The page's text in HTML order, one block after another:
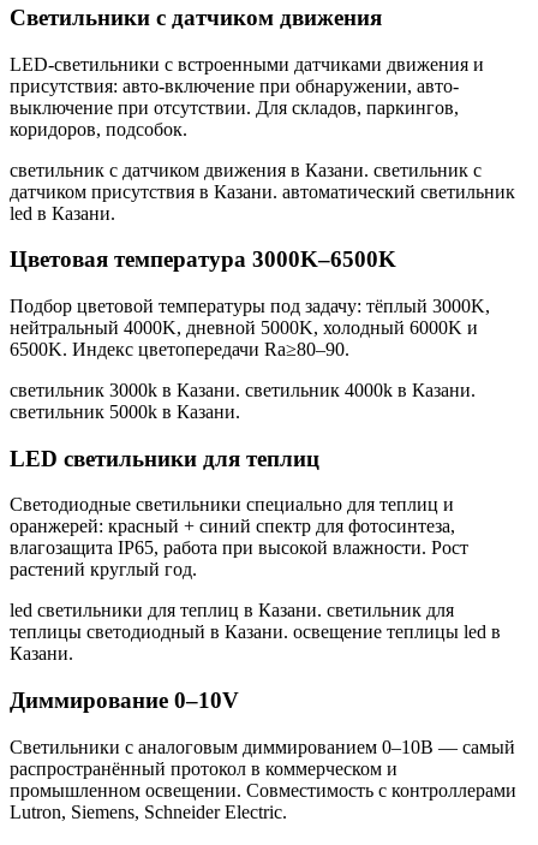
Светильники с датчиком движения
LED-светильники с встроенными датчиками движения и
присутствия: авто-включение при обнаружении, авто-
выключение при отсутствии. Для складов, паркингов,
коридоров, подсобок.
светильник с датчиком движения в Казани. светильник с
датчиком присутствия в Казани. автоматический светильник
led в Казани.
Цветовая температура 3000K–6500K
Подбор цветовой температуры под задачу: тёплый 3000K,
нейтральный 4000K, дневной 5000K, холодный 6000K и
6500K. Индекс цветопередачи Ra≥80–90.
светильник 3000k в Казани. светильник 4000k в Казани.
светильник 5000k в Казани.
LED светильники для теплиц
Светодиодные светильники специально для теплиц и
оранжерей: красный + синий спектр для фотосинтеза,
влагозащита IP65, работа при высокой влажности. Рост
растений круглый год.
led светильники для теплиц в Казани. светильник для
теплицы светодиодный в Казани. освещение теплицы led в
Казани.
Диммирование 0–10V
Светильники с аналоговым диммированием 0–10В — самый
распространённый протокол в коммерческом и
промышленном освещении. Совместимость с контроллерами
Lutron, Siemens, Schneider Electric.